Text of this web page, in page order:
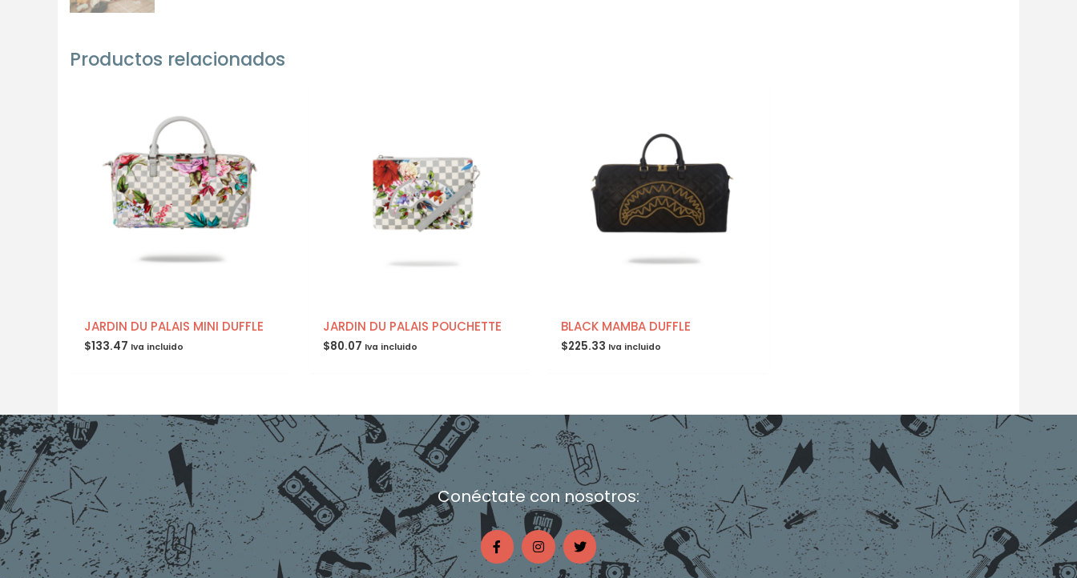
Productos relacionados
JARDIN DU PALAIS MINI DUFFLE
$133.47 Iva incluido
JARDIN DU PALAIS POUCHETTE
$80.07 Iva incluido
BLACK MAMBA DUFFLE
$225.33 Iva incluido
Conéctate con nosotros:
F
a
c
e
I
n
s
t
T
w
i
t